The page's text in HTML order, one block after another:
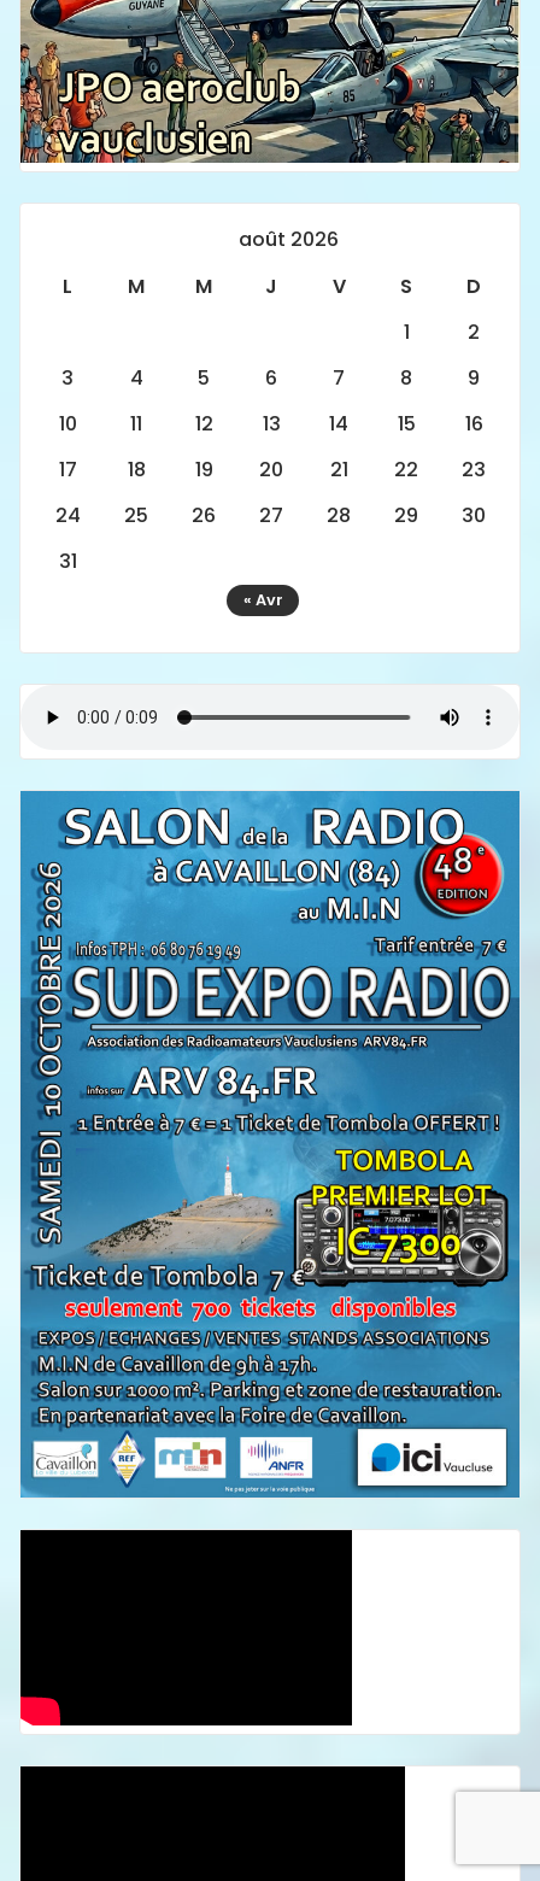
août 2026
L
M M J V S
D
1
2
3
4 5 6 7 8
9
10
11 12 13 14 15
16
17
18 19 20 21 22
23
24
25 26 27 28 29
30
31
« Avr